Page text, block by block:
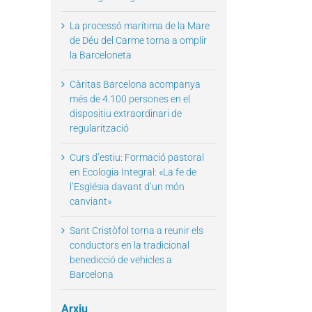
La processó marítima de la Mare
de Déu del Carme torna a omplir
la Barceloneta
Càritas Barcelona acompanya
més de 4.100 persones en el
dispositiu extraordinari de
regularització
Curs d’estiu: Formació pastoral
en Ecologia Integral: «La fe de
l’Església davant d’un món
canviant»
Sant Cristòfol torna a reunir els
conductors en la tradicional
benedicció de vehicles a
Barcelona
Arxiu